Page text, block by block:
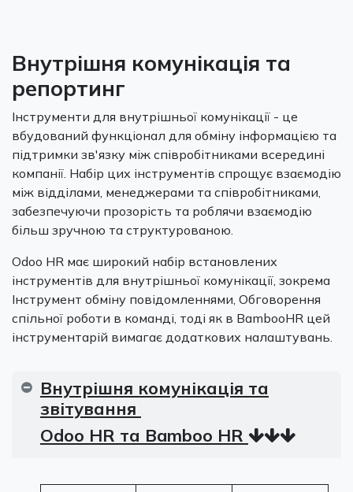
Внутрішня комунікація та
репортинг
Інструменти для внутрішньої комунікації - це
вбудований функціонал для обміну інформацією та
підтримки зв'язку між співробітниками всередині
компанії. Набір цих інструментів спрощує взаємодію
між відділами, менеджерами та співробітниками,
забезпечуючи прозорість та роблячи взаємодію
більш зручною та структурованою.
Odoo HR має широкий набір встановлених
інструментів для внутрішньої комунікації, зокрема
Інструмент обміну повідомленнями, Обговорення
спільної роботи в команді, тоді як в BambooHR цей
інструментарій вимагає додаткових налаштувань.
Внутрішня комунікація та
звітування
Odoo HR та Bamboo HR